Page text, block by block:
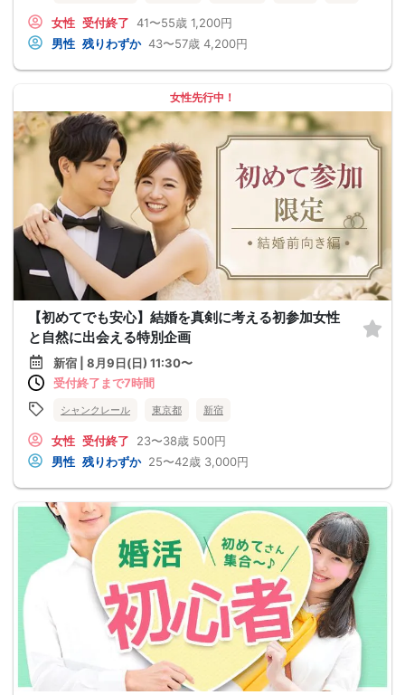
女性 受付終了 41〜55歳 1,200円
男性 残りわずか 43〜57歳 4,200円
女性先行中！
【初めてでも安心】結婚を真剣に考える初参加女性
と自然に出会える特別企画
新宿 | 8月9日(日) 11:30〜
受付終了まで7時間
シャンクレール 東京都 新宿
女性 受付終了 23〜38歳 500円
男性 残りわずか 25〜42歳 3,000円